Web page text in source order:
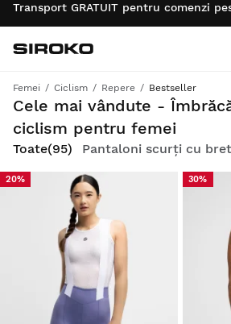
Transport GRATUIT pentru comenzi
Mergi la
Siroko.com
Femei Ciclism Repere Bestseller
Cele mai vândute -
ciclism pentru femei
Echipează-te complet cu cele mai bine vândute produse de ciclism pentru a aduce stil și confort în toate ieșirile tale
Toate(95) Pantaloni scurți cu
20% 30%